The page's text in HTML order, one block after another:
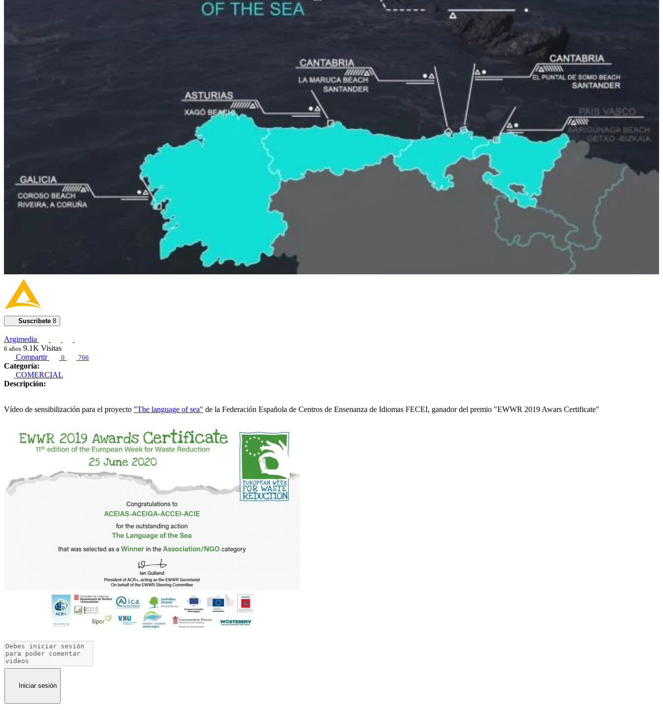
Suscribete 8
Argimedia
6 años 9.1K Visitas
Compartir
0 766
Categoría:
COMERCIAL
Descripción:
Vídeo de sensibilización para el proyecto "The language of sea" de la Federación Española de Centros de Ensenanza de Idiomas FECEI, ganador del premio "EWWR 2019 Awars Certificate"
Iniciar sesión